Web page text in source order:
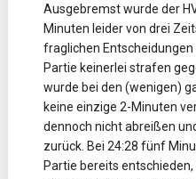
Ausgebremst wurde der
Minuten leider von drei
fraglichen
Partie keinerlei strafen
wurde bei den (wenigen)
keine einzige 2-Minuten
dennoch nicht abreißen
zurück. Bei 24:28 fünf
Partie bereits